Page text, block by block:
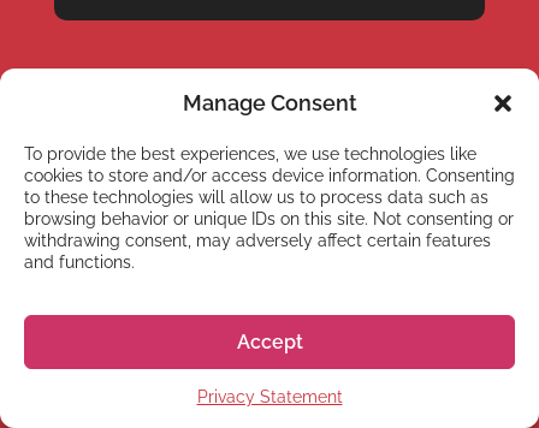
Manage Consent
To provide the best experiences, we use technologies like
cookies to store and/or access device information. Consenting
to these technologies will allow us to process data such as
browsing behavior or unique IDs on this site. Not consenting or
withdrawing consent, may adversely affect certain features
and functions.
Accept
Privacy Statement
+81 50 5357 5359